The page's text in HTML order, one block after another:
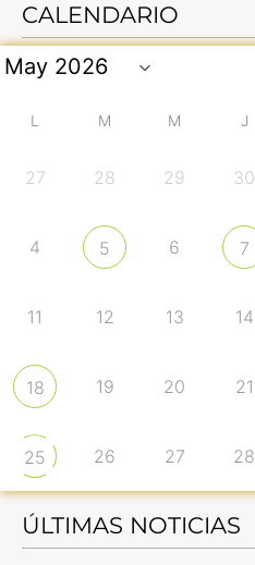
CALENDARIO
L M M J
27 28 29 30
4 5 6 7
11 12 13 14
18 19 20 21
25 26 27 28
ÚLTIMAS NOTICIAS